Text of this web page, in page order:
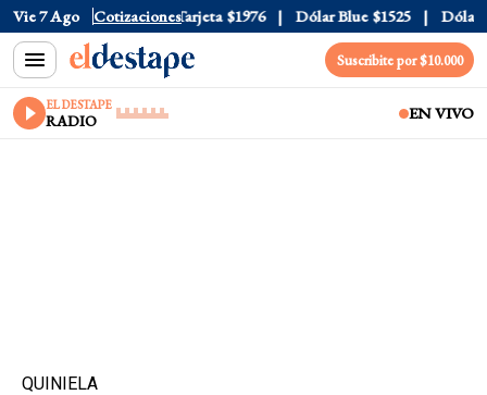
Vie 7 Ago Cotizaciones
$1520 Dólar Tarjeta $1976 Dólar Blue $1525 Dólar
Suscribite por $10.000
EL DESTAPE
RADIO EN VIVO
QUINIELA